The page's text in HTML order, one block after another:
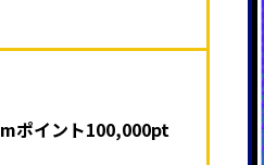
mポイント100,000pt